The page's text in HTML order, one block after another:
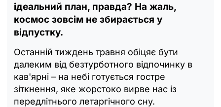
ідеальний план, правда? На жаль,
космос зовсім не збирається у
відпустку.
Останній тиждень травня обіцяє бути
далеким від безтурботного відпочинку в
кав'ярні – на небі готується гостре
зіткнення, яке жорстоко вирве нас із
передлітнього летаргічного сну.